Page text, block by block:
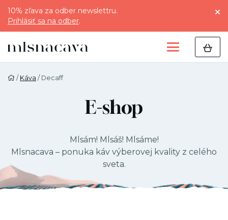
10% zľava za odber newslettru.
Prihlásiť sa na odber.
/ Káva / Decaff
E-shop
Mlsám! Mlsáš! Mlsáme!
Mlsnacava – ponuka káv výberovej kvality z celého
sveta.